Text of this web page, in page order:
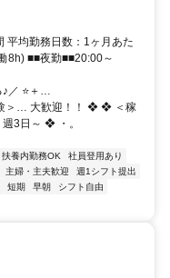
平均勤務日数：1ヶ月あた
8h) ■■夜勤■■20:00～
／ ⭐＋…
大歓迎！！ ❖ ❖ ＜稼
3日～ ❖ ・。
扶養内勤務OK
社員登用あり
主婦・主夫歓迎
週1シフト提出
短期 早朝
シフト自由